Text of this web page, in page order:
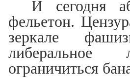
И сегодня
фельетон.
зеркале
либеральное
ограничиться